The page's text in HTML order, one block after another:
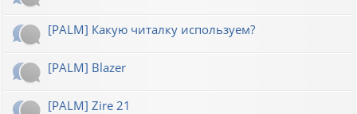
[PALM] Какую читалку используем?
[PALM] Blazer
[PALM] Zire 21